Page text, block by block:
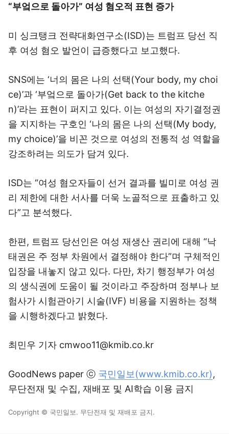
“부엌으로 돌아가” 여성 혐오적 표현 증가
미 싱크탱크 전략대화연구소(ISD)는 트럼프 당선 직
후 여성 혐오 발언이 급증했다고 보고했다.
SNS에는 ‘너의 몸은 나의 선택(Your body, my choi
ce)’과 ‘부엌으로 돌아가(Get back to the kitche
n)’라는 표현이 퍼지고 있다. 이는 여성의 자기결정권
을 지지하는 구호인 ‘나의 몸은 나의 선택(My body,
my choice)’을 비꼰 것으로 여성의 전통적 성 역할을
강조하려는 의도가 담겨 있다.
ISD는 “여성 혐오자들이 선거 결과를 빌미로 여성 권
리 제한에 대한 서사를 더욱 노골적으로 표출하고 있
다”고 분석했다.
한편, 트럼프 당선인은 여성 재생산 권리에 대해 “낙
태권은 주 정부 차원에서 결정해야 한다”며 구체적인
입장을 내놓지 않고 있다. 다만, 차기 행정부가 여성
의 생식권에 도움이 될 것이라고 주장하며 정부나 보
험사가 시험관아기 시술(IVF) 비용을 지원하는 정책
을 시행하겠다고 밝혔다.
최민우 기자 cmwoo11@kmib.co.kr
GoodNews paper ⓒ 국민일보(www.kmib.co.kr),
무단전재 및 수집, 재배포 및 AI학습 이용 금지
Copyright © 국민일보. 무단전재 및 재배포 금지.